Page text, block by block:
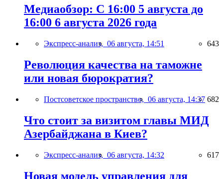
Медиаобзор: С 16:00 5 августа до
16:00 6 августа 2026 года
Экспресс-анализ, 06 августа, 14:51 643
Революция качества на таможне
или новая бюрократия?
Постсоветское пространство, 06 августа, 14:37 682
Что стоит за визитом главы МИД
Азербайджана в Киев?
Экспресс-анализ, 06 августа, 14:32 617
Новая модель управления для